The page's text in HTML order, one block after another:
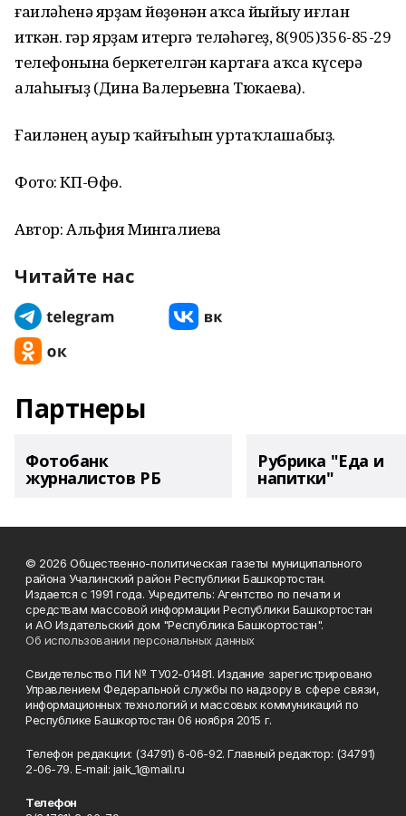
ғаиләһенә ярҙам йөҙөнән аҡса йыйыу иғлан
иткән. Әгәр ярҙам итергә теләһәгеҙ, 8(905)356-85-29
телефонына беркетелгән картаға аҡса күсерә
алаһығыҙ (Дина Валерьевна Тюкаева).
Ғаиләнең ауыр ҡайғыһын уртаҡлашабыҙ.
Фото: КП-Өфө.
Автор: Альфия Мингалиева
Читайте нас
Партнеры
Фотобанк
журналистов РБ
Рубрика "Еда и
напитки"
© 2026 Общественно-политическая газеты муниципального
района Учалинский район Республики Башкортостан.
Издается с 1991 года. Учредитель: Агентство по печати и
средствам массовой информации Республики Башкортостан
и АО Издательский дом "Республика Башкортостан".
Об использовании персональных данных
Свидетельство ПИ № ТУ02-01481. Издание зарегистрировано
Управлением Федеральной службы по надзору в сфере связи,
информационных технологий и массовых коммуникаций по
Республике Башкортостан 06 ноября 2015 г.
Телефон редакции: (34791) 6-06-92. Главный редактор: (34791)
2-06-79. Е-mаil: jaik_1@mail.ru
Телефон